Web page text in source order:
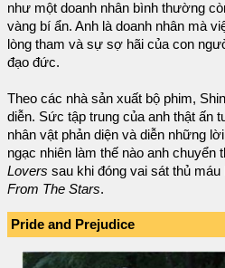
như một doanh nhân bình thường
vàng bí ẩn. Anh là doanh nhân mà
lòng tham và sự sợ hãi của con
đạo đức.
Theo các nhà sản xuất bộ phim,
diễn. Sức tập trung của anh thật ấn
nhân vật phản diện và diễn những
ngạc nhiên làm thế nào anh chuyển
Lovers sau khi đóng vai sát thủ máu
From The Stars.
Pride and Prejudice